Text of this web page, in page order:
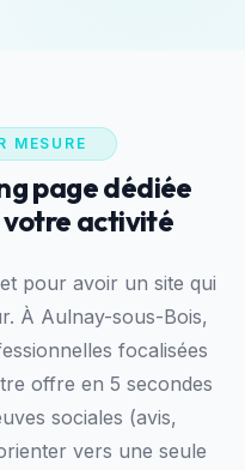
MESURE
page dédiée
activité
pour avoir un site qui
À Aulnay-sous-Bois,
focalisées
offre en 5 secondes
sociales (avis,
vers une seule